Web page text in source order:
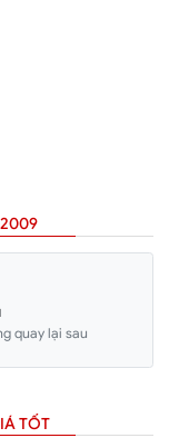
quay lại sau
TỐT